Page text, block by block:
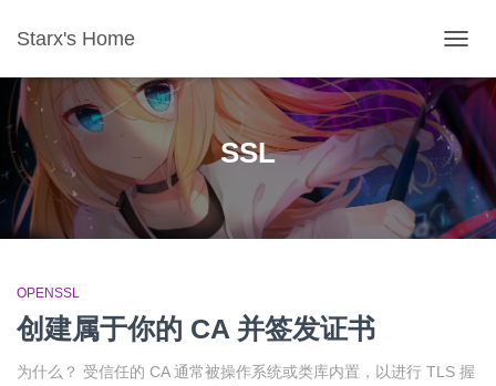
Starx's Home
SSL
OPENSSL
创建属于你的 CA 并签发证书
为什么？ 受信任的 CA 通常被操作系统或类库内置，以进行 TLS 握